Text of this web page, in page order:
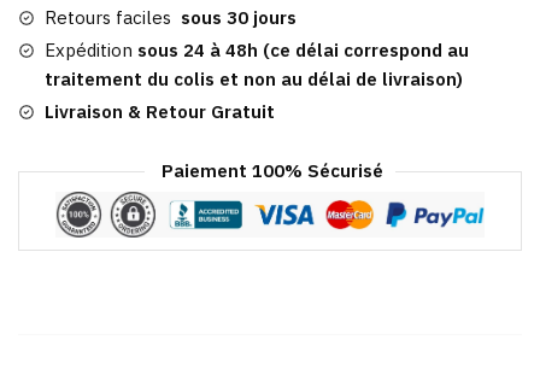
Minneapolis
Retours faciles sous 30 jours
Expédition sous 24 à 48h (ce délai correspond au
traitement du colis et non au délai de livraison)
Livraison & Retour Gratuit
Paiement 100% Sécurisé